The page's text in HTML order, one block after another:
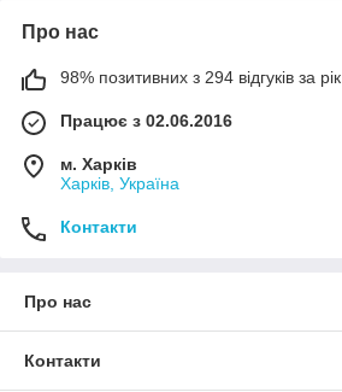
Про нас
98% позитивних з 294 відгуків за рік
Працює з 02.06.2016
м. Харків
Харків, Україна
Контакти
Про нас
Контакти